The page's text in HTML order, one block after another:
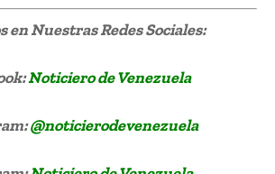
en Nuestras Redes Sociales:
Noticiero de Venezuela
@noticierodevenezuela